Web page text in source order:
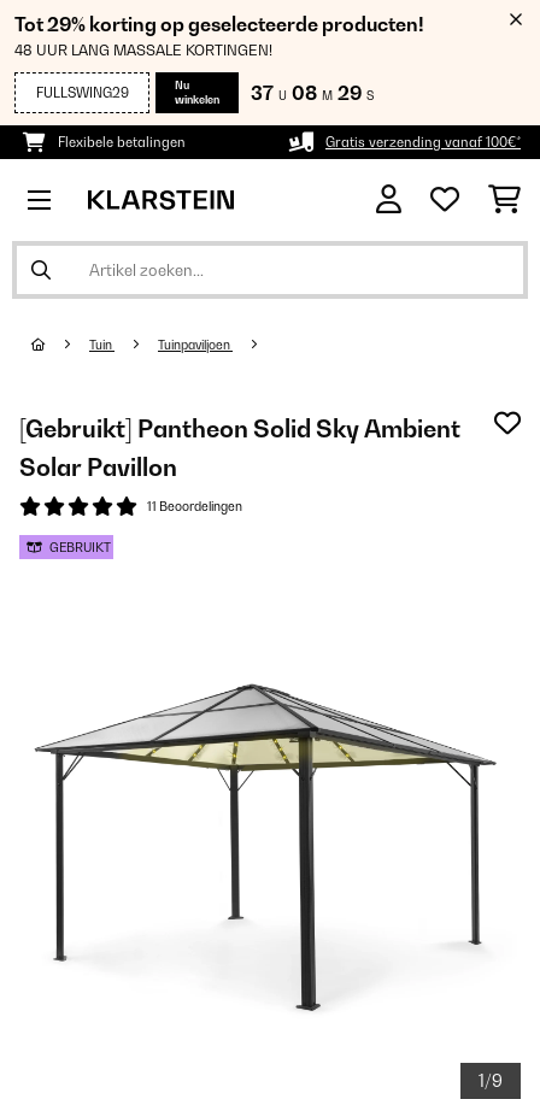
Tot 29% korting op geselecteerde producten!
48 UUR LANG MASSALE KORTINGEN!
FULLSWING29
Nu
winkelen
37 U 08 M 28 S
Flexibele betalingen Gratis verzending vanaf 100€*
Tuin Tuinpaviljoen
[Gebruikt] Pantheon Solid Sky Ambient
Solar Pavillon
11 Beoordelingen
GEBRUIKT
1/9